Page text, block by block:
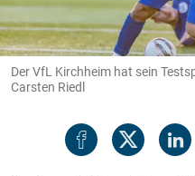
Der VfL Kirchheim hat sein
Carsten Riedl